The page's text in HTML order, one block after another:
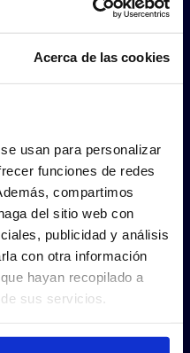
Acerca de las cookies
usan para personalizar
funciones de redes
compartimos
del sitio web con
publicidad y análisis
con otra información
hayan recopilado a
sus servicios.